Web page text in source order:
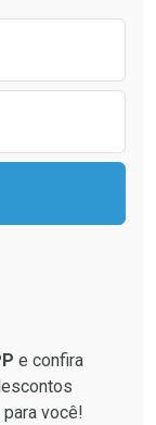
sem Desconto
e confira
você!